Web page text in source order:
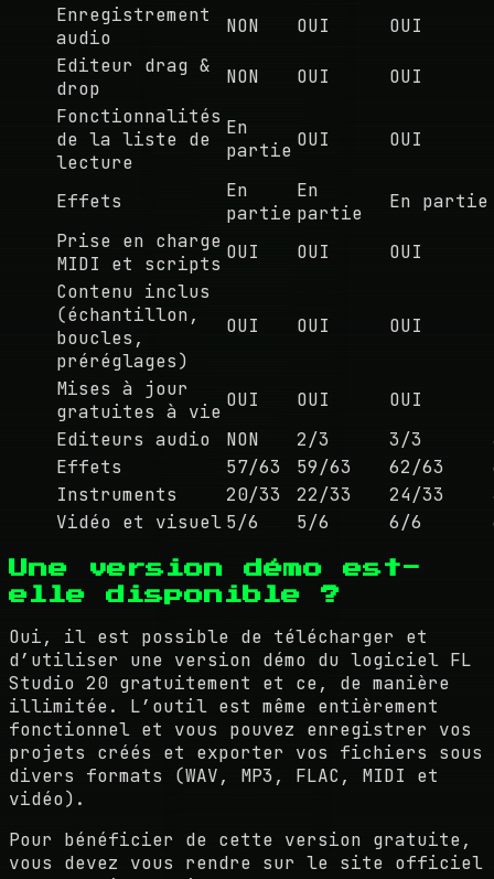
Enregistrement
audio
NON OUI OUI
Editeur drag &
drop
NON OUI OUI
Fonctionnalités
de la liste de
lecture
En
partie OUI OUI
Effets
En
partie
En
partie
En partie
Prise en charge
MIDI et scripts
OUI OUI OUI
Contenu inclus
(échantillon,
boucles,
préréglages)
OUI OUI OUI
Mises à jour
gratuites à vie
OUI OUI OUI
Editeurs audio
NON 2/3 3/3
Effets
57/63 59/63 62/63
Instruments
20/33 22/33 24/33
Vidéo et visuel 5/6 5/6 6/6
Une version démo est-
elle disponible ?
Oui, il est possible de télécharger et
d’utiliser une version démo du logiciel FL
Studio 20 gratuitement et ce, de manière
illimitée. L’outil est même entièrement
fonctionnel et vous pouvez enregistrer vos
projets créés et exporter vos fichiers sous
divers formats (WAV, MP3, FLAC, MIDI et
vidéo).
Pour bénéficier de cette version gratuite,
vous devez vous rendre sur le site officiel